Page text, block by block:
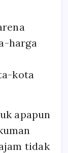
harga
kota
apapun
tidak